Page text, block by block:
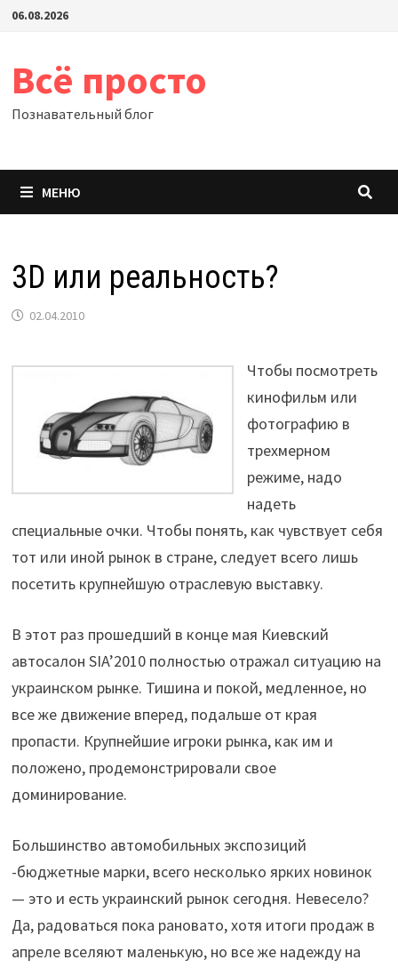
Перейти
06.08.2026
Всё просто
Познавательный блог
МЕНЮ
3D или реальность?
02.04.2010
Чтобы посмотреть
кинофильм или
фотографию в
трехмерном
режиме, надо
надеть
специальные очки. Чтобы понять, как чувствует себя
тот или иной рынок в стране, следует всего лишь
посетить крупнейшую отраслевую выставку.
В этот раз прошедший в конце мая Киевский
автосалон SIA’2010 полностью отражал ситуацию на
украинском рынке. Тишина и покой, медленное, но
все же движение вперед, подальше от края
пропасти. Крупнейшие игроки рынка, как им и
положено, продемонстрировали свое
доминирование.
Большинство автомобильных экспозиций
-бюджетные марки, всего несколько ярких новинок
— это и есть украинский рынок сегодня. Невесело?
Да, радоваться пока рановато, хотя итоги продаж в
апреле вселяют маленькую, но все же надежду на